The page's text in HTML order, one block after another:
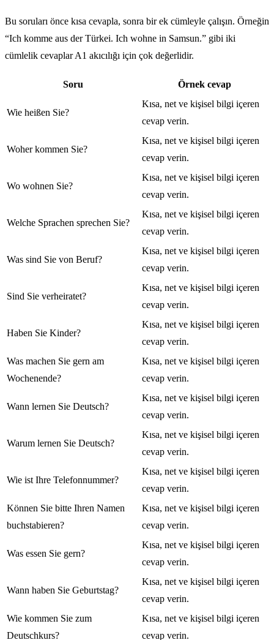
Bu soruları önce kısa cevapla, sonra bir ek cümleyle çalışın. Örneğin
“Ich komme aus der Türkei. Ich wohne in Samsun.” gibi iki
cümlelik cevaplar A1 akıcılığı için çok değerlidir.
Soru Örnek cevap
Wie heißen Sie?
Kısa, net ve kişisel bilgi içeren
cevap verin.
Woher kommen Sie?
Kısa, net ve kişisel bilgi içeren
cevap verin.
Wo wohnen Sie?
Kısa, net ve kişisel bilgi içeren
cevap verin.
Welche Sprachen sprechen Sie?
Kısa, net ve kişisel bilgi içeren
cevap verin.
Was sind Sie von Beruf?
Kısa, net ve kişisel bilgi içeren
cevap verin.
Sind Sie verheiratet?
Kısa, net ve kişisel bilgi içeren
cevap verin.
Haben Sie Kinder?
Kısa, net ve kişisel bilgi içeren
cevap verin.
Was machen Sie gern am
Wochenende?
Kısa, net ve kişisel bilgi içeren
cevap verin.
Wann lernen Sie Deutsch?
Kısa, net ve kişisel bilgi içeren
cevap verin.
Warum lernen Sie Deutsch?
Kısa, net ve kişisel bilgi içeren
cevap verin.
Wie ist Ihre Telefonnummer?
Kısa, net ve kişisel bilgi içeren
cevap verin.
Können Sie bitte Ihren Namen
buchstabieren?
Kısa, net ve kişisel bilgi içeren
cevap verin.
Was essen Sie gern?
Kısa, net ve kişisel bilgi içeren
cevap verin.
Wann haben Sie Geburtstag?
Kısa, net ve kişisel bilgi içeren
cevap verin.
Wie kommen Sie zum
Deutschkurs?
Kısa, net ve kişisel bilgi içeren
cevap verin.